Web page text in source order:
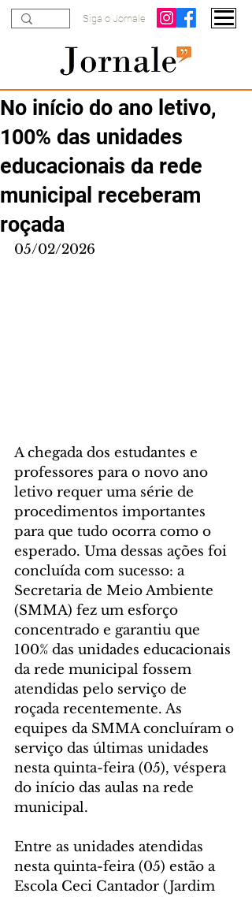
Siga o Jornale
No início do ano letivo,
100% das unidades
educacionais da rede
municipal receberam
roçada
05/02/2026
A chegada dos estudantes e
professores para o novo ano
letivo requer uma série de
procedimentos importantes
para que tudo ocorra como o
esperado. Uma dessas ações foi
concluída com sucesso: a
Secretaria de Meio Ambiente
(SMMA) fez um esforço
concentrado e garantiu que
100% das unidades educacionais
da rede municipal fossem
atendidas pelo serviço de
roçada recentemente. As
equipes da SMMA concluíram o
serviço das últimas unidades
nesta quinta-feira (05), véspera
do início das aulas na rede
municipal.
Entre as unidades atendidas
nesta quinta-feira (05) estão a
Escola Ceci Cantador (Jardim